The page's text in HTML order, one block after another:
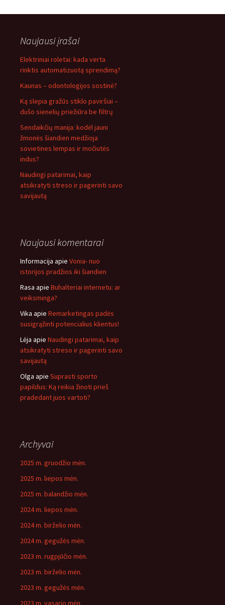
Naujausi įrašai
Elektriniai roletai: kada verta
rinktis automatizuotą sprendimą?
Kaunas – odontologijos sostinė?
Ką slepia gražūs stiklo paviršiai –
dušo sienelių priežiūra be filtrų
Sendaikčių manija: kodėl jauni
žmonės šiandien medžioja
sovietines lempas ir močiutės
indus?
Naudingi patarimai, kaip
atsikratyti streso ir pagerinti savo
savijautą
Naujausi komentarai
Informacija apie Vonia- nuo
istorijos pradžios iki šiandien
Rasa apie Buhalteriai internetu: ar
veiksminga?
Vika apie Remarketingas padės
susigrąžinti potencialius klientus!
Lėja apie Naudingi patarimai, kaip
atsikratyti streso ir pagerinti savo
savijautą
Olga apie Suprasti sporto
papildus: Ką reikia žinoti prieš
pradedant juos vartoti?
Archyvai
2025 m. gruodžio mėn.
2025 m. liepos mėn.
2025 m. balandžio mėn.
2024 m. liepos mėn.
2024 m. birželio mėn.
2024 m. gegužės mėn.
2023 m. rugpjūčio mėn.
2023 m. birželio mėn.
2023 m. gegužės mėn.
2023 m. vasario mėn.